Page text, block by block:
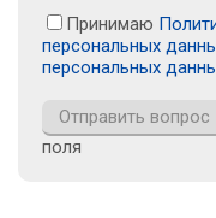
Принимаю
персональных
персональных
поля